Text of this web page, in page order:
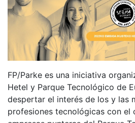
FP/Parke es una iniciativa
Hetel y Parque Tecnológico de
despertar el interés de los y las
profesiones tecnológicas con el